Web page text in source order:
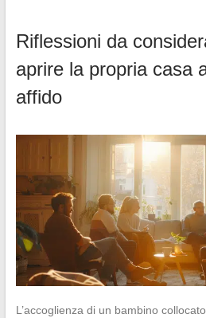
Riflessioni da
aprire la propria casa
affido
L’accoglienza di un bambino